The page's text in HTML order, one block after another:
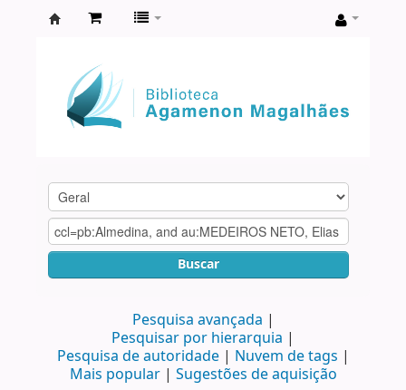
Agamenon
Magalhães
Buscar
Pesquisa avançada
Pesquisar por hierarquia
Pesquisa de autoridade
Nuvem de tags
Mais popular
Sugestões de aquisição